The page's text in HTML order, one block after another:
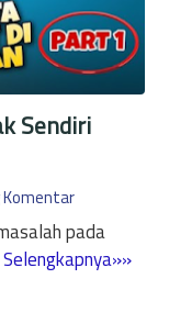
Sendiri
pada
Selengkapnya»»